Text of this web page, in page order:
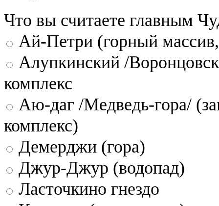
Что вы считаете главным
Ай-Петри (горный
Алупкинский /
комплекс
Аю-даг /Медведь-гора/
комплекс)
Демерджи (гора)
Джур-Джур (водопад)
Ласточкино гнездо